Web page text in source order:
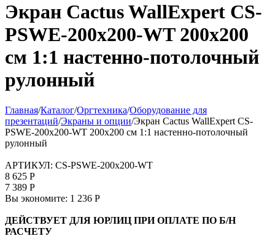
Экран Cactus WallExpert CS-
PSWE-200x200-WT 200x200
см 1:1 настенно-потолочный
рулонный
Главная/Каталог/Оргтехника/Оборудование для
презентаций/Экраны и опции/Экран Cactus WallExpert CS-
PSWE-200x200-WT 200x200 см 1:1 настенно-потолочный
рулонный
АРТИКУЛ: CS-PSWE-200x200-WT
8 625 Р
7 389 Р
Вы экономите: 1 236 Р
ДЕЙСТВУЕТ ДЛЯ ЮРЛИЦ ПРИ ОПЛАТЕ ПО Б/Н
РАСЧЕТУ